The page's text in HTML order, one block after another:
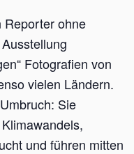
Reporter ohne
Fotografien von
vielen Ländern.
Sie
und führen mitten